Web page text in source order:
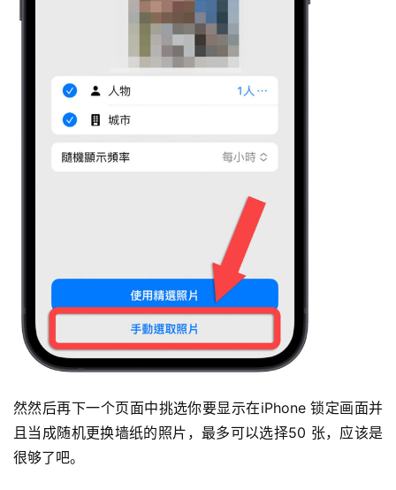
然然后再下一个页面中挑选你要显示在iPhone 锁定画面并
且当成随机更换墙纸的照片，最多可以选择50 张，应该是
很够了吧。